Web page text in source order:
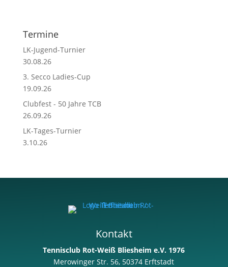
Termine
LK-Jugend-Turnier
30.08.26
3. Secco Ladies-Cup
19.09.26
Clubfest - 50 Jahre TCB
26.09.26
LK-Tages-Turnier
3.10.26
Kontakt
Tennisclub Rot-Weiß Bliesheim e.V. 1976
Merowinger Str. 56, 50374 Erftstadt